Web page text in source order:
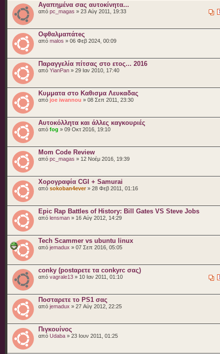
Αγαπημένα σας αυτοκίνητα...
από pc_magas » 23 Αύγ 2011, 19:33
Οφθαλμαπάτeς
από malos » 06 Φεβ 2024, 00:09
Παραγγελία πίτσας στο ετος... 2016
από YianPan » 29 Ιαν 2010, 17:40
Κυμματα στο Καθισμα Λευκαδας
από joe iwannou » 08 Σεπ 2011, 23:30
Αυτοκόλλητα και άλλες καγκουριές
από fog » 09 Οκτ 2016, 19:10
Mom Code Review
από pc_magas » 12 Νοέμ 2016, 19:39
Χορογραφία CGI + Samurai
από sokoban4ever » 28 Φεβ 2011, 01:16
Epic Rap Battles of History: Bill Gates VS Steve Jobs
από lensman » 16 Αύγ 2012, 14:29
Tech Scammer vs ubuntu linux
από jemadux » 07 Σεπ 2016, 05:05
conky (postαρετε τα conkyrc σας)
από vagrale13 » 10 Ιαν 2011, 01:10
Ποσταρετε το PS1 σας
από jemadux » 27 Αύγ 2012, 22:25
Πιγκουίνος
από Udaba » 23 Ιουν 2011, 01:25